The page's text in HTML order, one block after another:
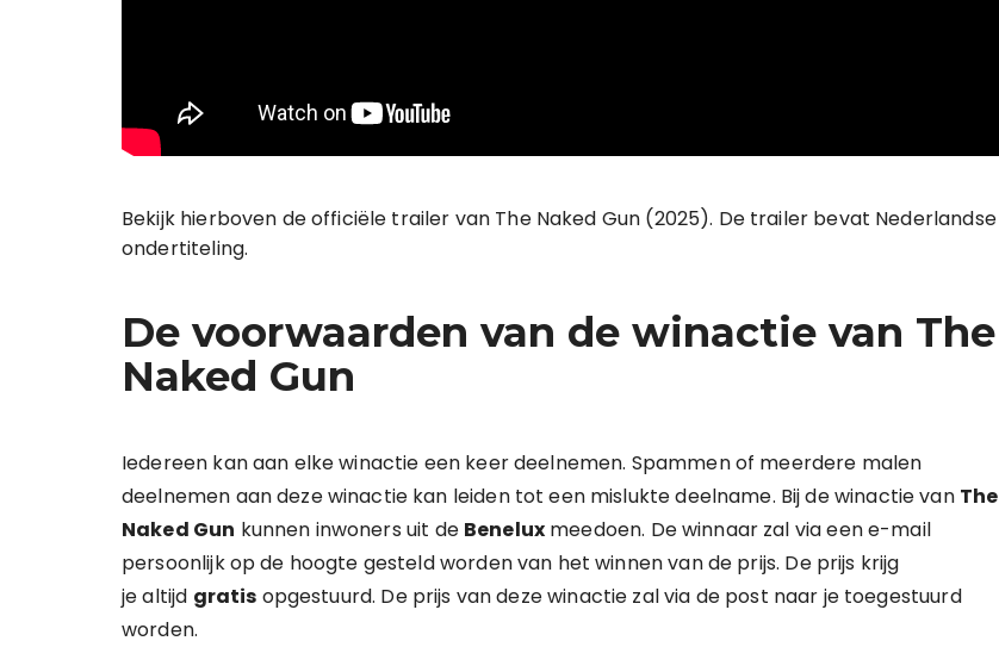
Bekijk hierboven de officiële trailer van The Naked Gun (2025). De trailer bevat Nederlandse
ondertiteling.
De voorwaarden van de winactie van The
Naked Gun
Iedereen kan aan elke winactie een keer deelnemen. Spammen of meerdere malen
deelnemen aan deze winactie kan leiden tot een mislukte deelname. Bij de winactie van The
Naked Gun kunnen inwoners uit de Benelux meedoen. De winnaar zal via een e-mail
persoonlijk op de hoogte gesteld worden van het winnen van de prijs. De prijs krijg
je altijd gratis opgestuurd. De prijs van deze winactie zal via de post naar je toegestuurd
worden.